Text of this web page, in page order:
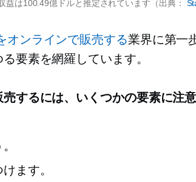
益は100.49億ドルと推定されています（出典：
オンラインで販売する業界に第一
要素を網羅しています。
するには、いくつかの要素に注
ます。